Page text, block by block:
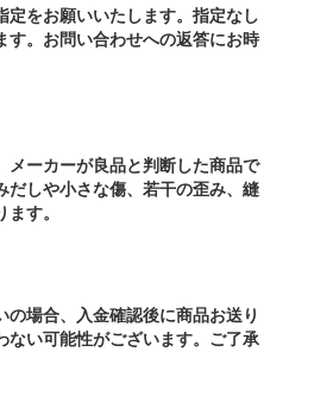
定をお願いいたします。指定なし
す。お問い合わせへの返答にお時
メーカーが良品と判断した商品で
だしや小さな傷、若干の歪み、縫
す。
場合、入金確認後に商品お送り
ない可能性がございます。ご了承